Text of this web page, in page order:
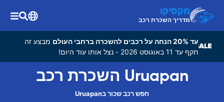
מקסיקו
מדריך השכרת רכב
עד 20% הנחה על רכבים להשכרה ברחבי העולם
מבצע זה
תקף עד 11 באוגוסט 2026 - נצל אותו עוד היום!
Uruapan השכרת רכב
חפש רכב שכור בUruapan